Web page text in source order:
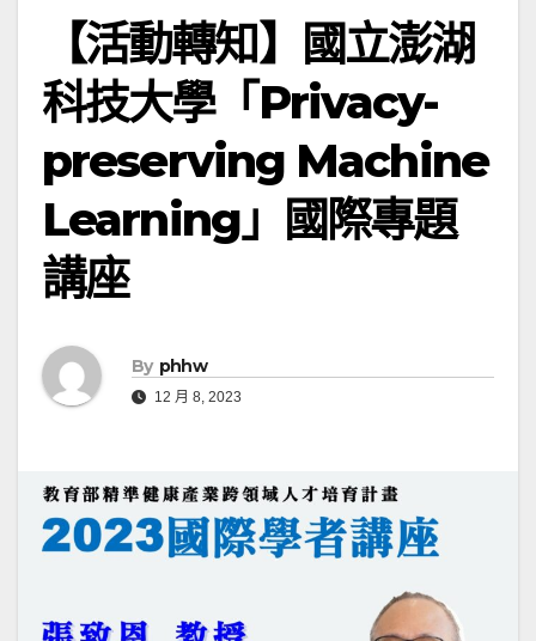
【活動轉知】國立澎湖
科技大學「Privacy-
preserving Machine
Learning」國際專題
講座
By phhw
12 月 8, 2023